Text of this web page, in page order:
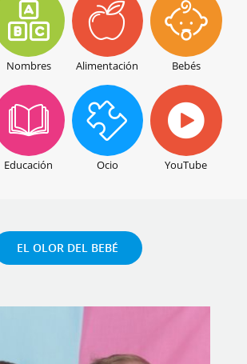
Nombres Alimentación Bebés
Educación Ocio YouTube
EL OLOR DEL BEBÉ